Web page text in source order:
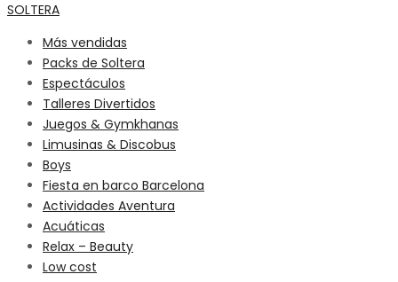
SOLTERA
Más vendidas
Packs de Soltera
Espectáculos
Talleres Divertidos
Juegos & Gymkhanas
Limusinas & Discobus
Boys
Fiesta en barco Barcelona
Actividades Aventura
Acuáticas
Relax – Beauty
Low cost